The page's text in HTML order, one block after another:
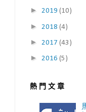
► 2019 (10)
► 2018 (4)
► 2017 (43)
► 2016 (5)
熱 門 文 章